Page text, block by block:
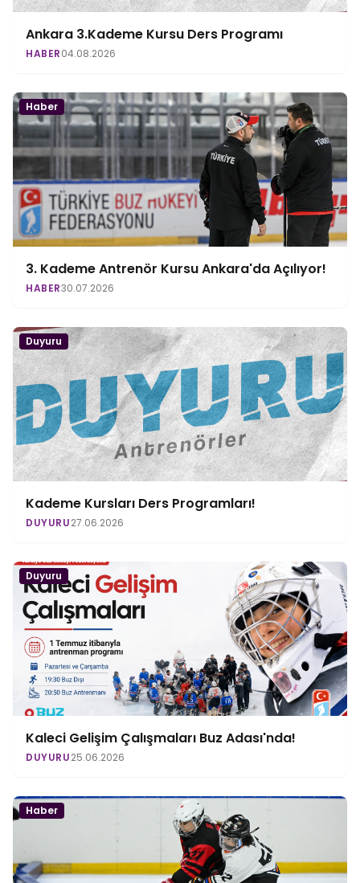
Ankara 3.Kademe Kursu Ders Programı
HABER04.08.2026
Haber
3. Kademe Antrenör Kursu Ankara'da Açılıyor!
HABER30.07.2026
Duyuru
Kademe Kursları Ders Programları!
DUYURU27.06.2026
Duyuru
Kaleci Gelişim Çalışmaları Buz Adası'nda!
DUYURU25.06.2026
Haber